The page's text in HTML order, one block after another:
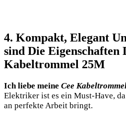
4. Kompakt, Elegant
sind Die Eigenschaften
Kabeltrommel 25M
Ich liebe meine Cee
Elektriker ist es ein Must-Have,
an perfekte Arbeit bringt.